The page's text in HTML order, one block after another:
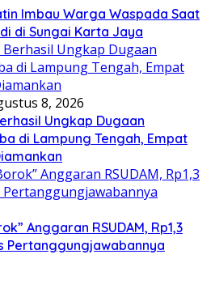
Imbau Warga Waspada Saat
di Sungai Karta Jaya
8, 2026
Ungkap Dugaan
di Lampung Tengah, Empat
Anggaran RSUDAM, Rp1,3
Pertanggungjawabannya